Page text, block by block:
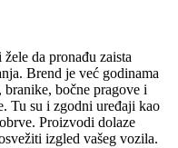
da pronađu zaista
Brend je već godinama
bočne pragove i
Tu su i zgodni uređaji kao
Proizvodi dolaze
izgled vašeg vozila.